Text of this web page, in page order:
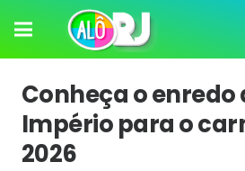
Conheça o enredo
Império para o
2026